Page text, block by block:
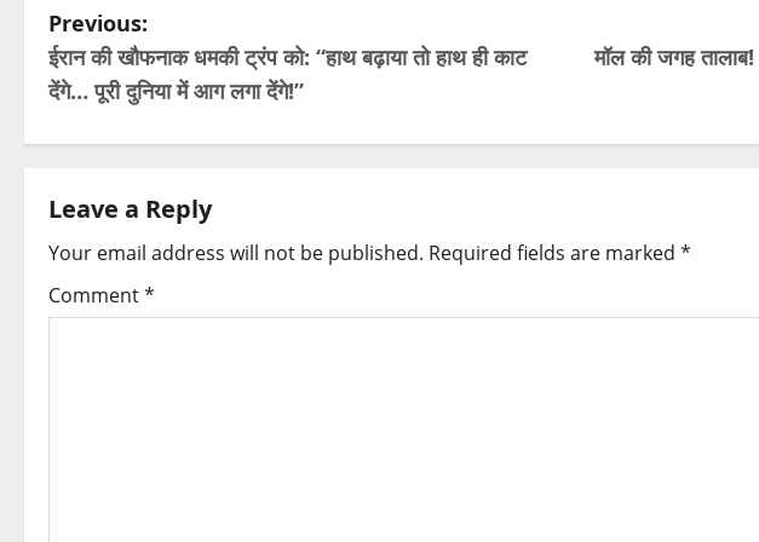
P
o
s
n
a
v
Previous:
ईरान की खौफनाक धमकी ट्रंप को: “हाथ बढ़ाया तो हाथ ही काट
देंगे… पूरी दुनिया में आग लगा देंगे!”
मॉल की जगह
Leave a Reply
Your email address will not be published. Required fields are marked *
Comment*